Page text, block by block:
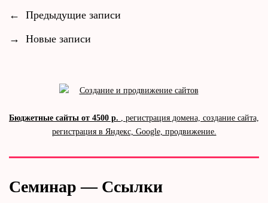
←
Предыдущие записи
→
Новые записи
Бюджетные сайты от 4500 р. , регистрация домена, создание сайта,
регистрация в Яндекс, Google, продвижение.
Семинар — Ссылки